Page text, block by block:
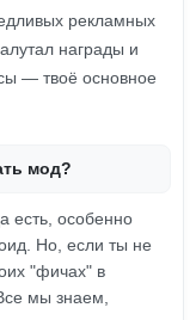
рекламных
награды и
— твоё основное
мод?
есть, особенно
Но, если ты не
"фичах" в
мы знаем,